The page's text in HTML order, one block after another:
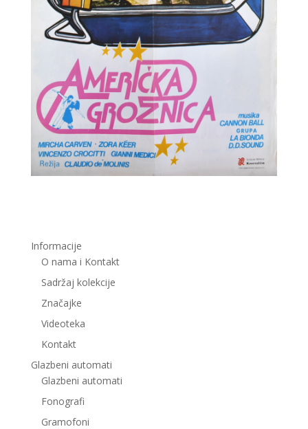
Informacije
O nama i Kontakt
Sadržaj kolekcije
Značajke
Videoteka
Kontakt
Glazbeni automati
Glazbeni automati
Fonografi
Gramofoni